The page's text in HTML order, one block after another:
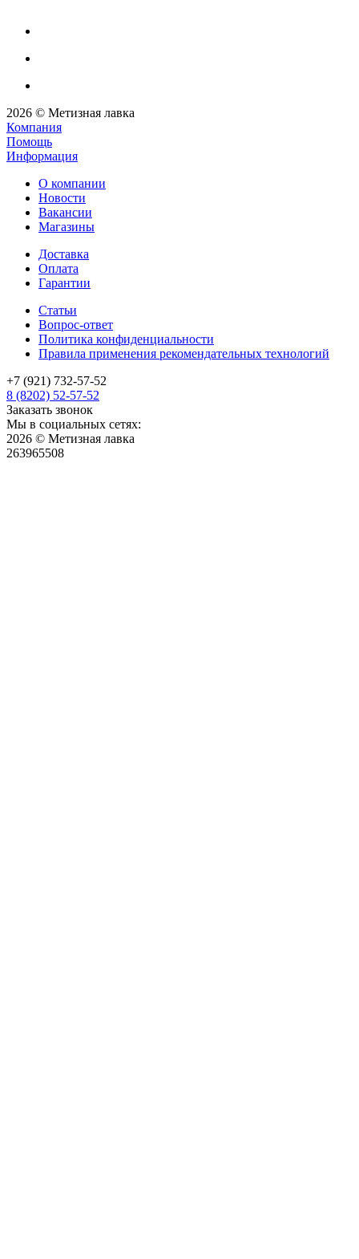
2026 © Метизная лавка
Компания
Помощь
Информация
О компании
Новости
Вакансии
Магазины
Доставка
Оплата
Гарантии
Статьи
Вопрос-ответ
Политика конфиденциальности
Правила применения рекомендательных технологий
+7 (921) 732-57-52
8 (8202) 52-57-52
Заказать звонок
Мы в социальных сетях:
2026 © Метизная лавка
263965508